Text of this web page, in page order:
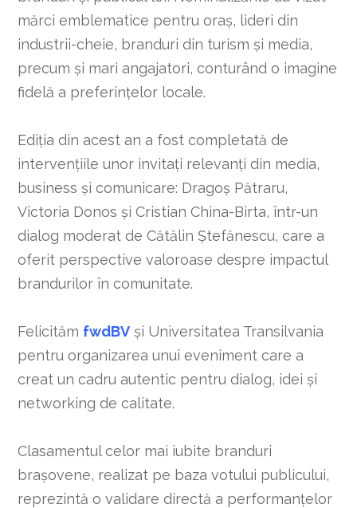
mărci emblematice pentru oraș, lideri din
industrii-cheie, branduri din turism și media,
precum și mari angajatori, conturând o imagine
fidelă a preferințelor locale.
Ediția din acest an a fost completată de
intervențiile unor invitați relevanți din media,
business și comunicare: Dragoș Pătraru,
Victoria Donos și Cristian China-Birta, într-un
dialog moderat de Cătălin Ștefănescu, care a
oferit perspective valoroase despre impactul
brandurilor în comunitate.
Felicităm fwdBV și Universitatea Transilvania
pentru organizarea unui eveniment care a
creat un cadru autentic pentru dialog, idei și
networking de calitate.
Clasamentul celor mai iubite branduri
brașovene, realizat pe baza votului publicului,
reprezintă o validare directă a performanțelor